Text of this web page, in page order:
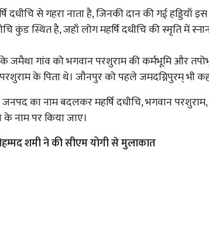
दधीचि से गहरा नाता है, जिनकी दान की गई हड्डियाँ
कुंड स्थित है, जहाँ लोग महर्षि दधीचि की स्मृति में
जमैथा गांव को भगवान परशुराम की कर्मभूमि और
के पिता थे। जौनपुर को पहले जमदग्निपुरम् भी
का नाम बदलकर महर्षि दधीचि, भगवान परशुराम,
नाम पर किया जाए।
शमी ने की सीएम योगी से मुलाकात